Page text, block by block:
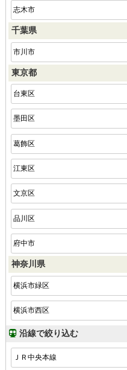
志木市
千葉県
市川市
東京都
台東区
墨田区
葛飾区
江東区
文京区
品川区
府中市
神奈川県
横浜市緑区
横浜市西区
沿線で絞り込む
ＪＲ中央本線